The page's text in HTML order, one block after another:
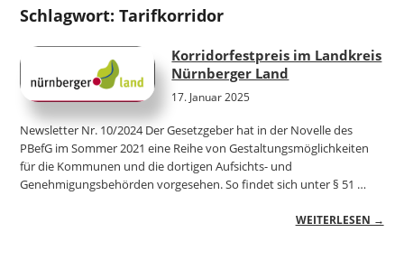
Schlagwort:Tarifkorridor
Korridorfestpreis im Landkreis
Nürnberger Land
17. Januar 2025
Newsletter Nr. 10/2024 Der Gesetzgeber hat in der Novelle des
PBefG im Sommer 2021 eine Reihe von Gestaltungsmöglichkeiten
für die Kommunen und die dortigen Aufsichts- und
Genehmigungsbehörden vorgesehen. So findet sich unter § 51 …
WEITERLESEN →